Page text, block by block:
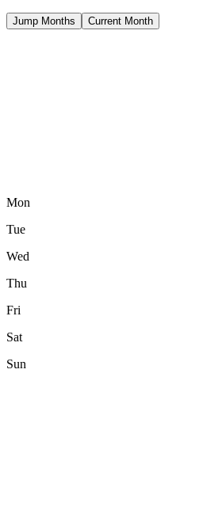
Jump Months Current Month
Mon
Tue
Wed
Thu
Fri
Sat
Sun